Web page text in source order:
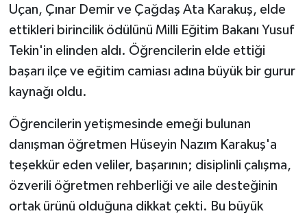
Uçan, Çınar Demir ve Çağdaş Ata Karakuş, elde
ettikleri birincilik ödülünü Milli Eğitim Bakanı Yusuf
Tekin'in elinden aldı. Öğrencilerin elde ettiği
başarı ilçe ve eğitim camiası adına büyük bir gurur
kaynağı oldu.
Öğrencilerin yetişmesinde emeği bulunan
danışman öğretmen Hüseyin Nazım Karakuş'a
teşekkür eden veliler, başarının; disiplinli çalışma,
özverili öğretmen rehberliği ve aile desteğinin
ortak ürünü olduğuna dikkat çekti. Bu büyük